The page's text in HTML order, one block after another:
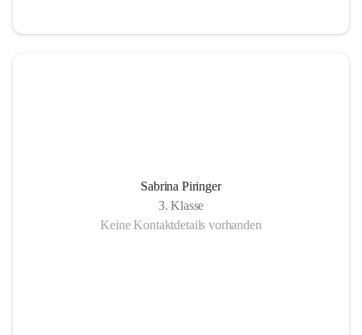
Sabrina Piringer
3. Klasse
Keine Kontaktdetails vorhanden